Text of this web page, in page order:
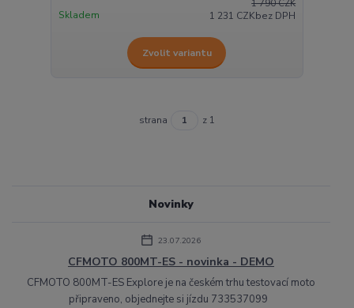
1 790 CZK
1 231 CZKbez DPH
Skladem
Zvolit variantu
strana z 1
Novinky
23.07.2026
CFMOTO 800MT-ES - novinka - DEMO
CFMOTO 800MT-ES Explore je na českém trhu testovací moto
připraveno, objednejte si jízdu 733537099